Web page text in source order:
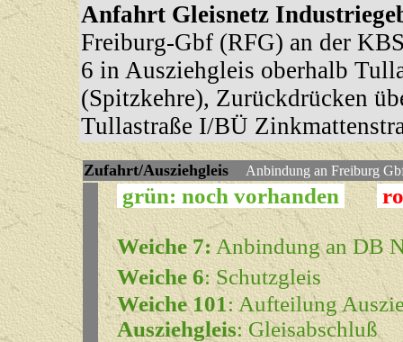
Anfahrt Gleisnetz
Freiburg-Gbf (RFG) an der
6 in Ausziehgleis oberhalb
(Spitzkehre), Zurückdrücken
Tullastraße I/BÜ
Zufahrt/Ausziehgleis Anbindung an Freiburg
grün: noch vorhanden
Weiche 7:Anbindung an DB
Weiche 6: Schutzgleis
Weiche 101: Aufteilung
Ausziehgleis: Gleisabschluß